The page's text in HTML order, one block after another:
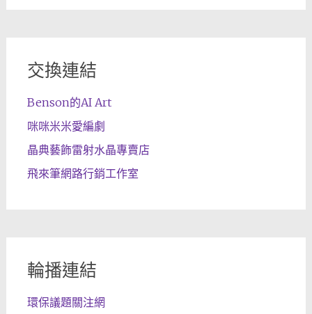
交換連結
Benson的AI Art
咪咪米米愛編劇
晶典藝飾雷射水晶專賣店
飛來筆網路行銷工作室
輪播連結
環保議題關注網